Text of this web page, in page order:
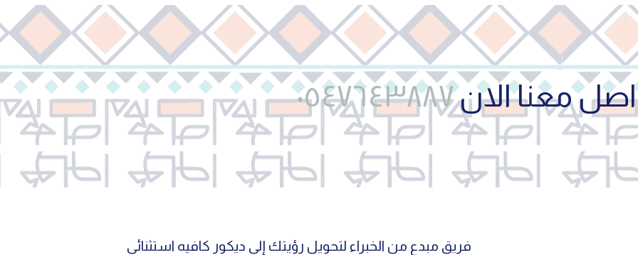
معنا الان٠٥٤٧٦٤٣٨٨٧
فريق مبدع من الخبراء لتحويل رؤيتك إلى ديكور كافيه استثنائي